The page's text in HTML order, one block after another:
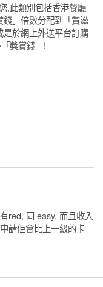
,此類別包括香港餐廳
」倍數分配到「賞滋
於網上外送平台訂購
獎賞錢」!
red, 同 easy, 而且收入
請佢會比上一級的卡